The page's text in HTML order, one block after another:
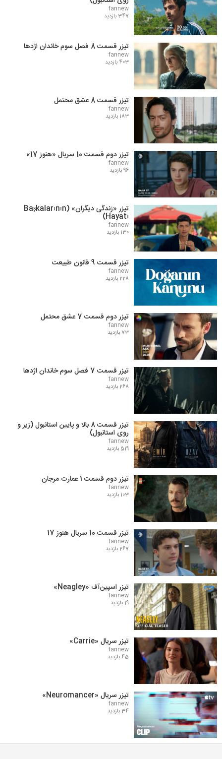
fannew
347 بازدید
تیزر قسمت 8 فصل سوم خاندان اژدها
fannew
403 بازدید
تیزر قسمت 8 عشق محتمل
fannew
183 بازدید
تیزر دوم قسمت 10 سریال «هنوز 17»
fannew
96 بازدید
تیزر «زندگی دیگران» (Başkalarının
Hayatı)
fannew
130 بازدید
تیزر قسمت 9 قانون طبیعت
fannew
228 بازدید
تیزر دوم قسمت 7 عشق محتمل
fannew
73 بازدید
تیزر قسمت 7 فصل سوم خاندان اژدها
fannew
268 بازدید
تیزر قسمت 8 بالا و پایین استانبول (زیر و
روی استانبول)
fannew
519 بازدید
تیزر دوم قسمت 1 عمارت مرجان
fannew
103 بازدید
تیزر قسمت 10 سریال هنوز 17
fannew
267 بازدید
تیزر اسپین‌آف «Neagley»
fannew
19 بازدید
تیزر سریال «Carrie»
fannew
45 بازدید
تیزر سریال «Neuromancer»
fannew
34 بازدید